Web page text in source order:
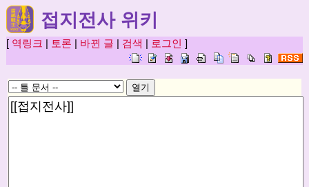
접지전사 위키
[ 역링크 | 토론 | 바뀐 글 | 검색 | 로그인 ]